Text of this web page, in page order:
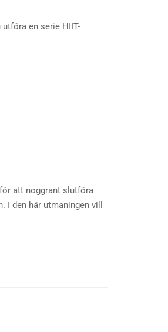
en serie HIIT-
att noggrant slutföra
den här utmaningen vill